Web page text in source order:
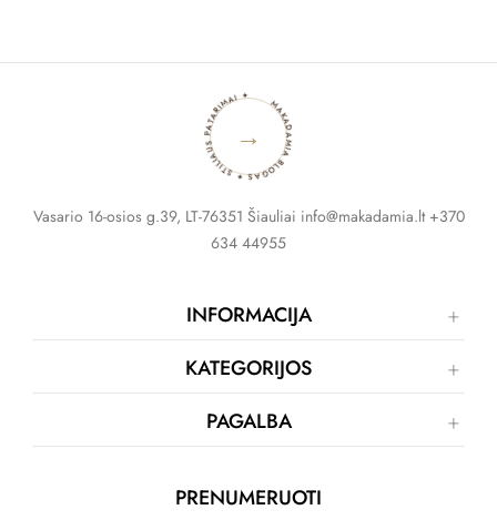
MAKADAMIA BLOGAS ✦ STILIAUS PATARIMAI ✦
→
Vasario 16-osios g.39, LT-76351 Šiauliai info@makadamia.lt +370
634 44955
INFORMACIJA
KATEGORIJOS
PAGALBA
PRENUMERUOTI